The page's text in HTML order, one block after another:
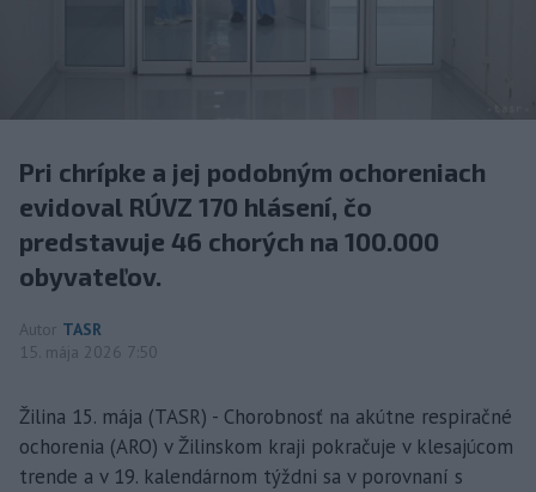
Pri chrípke a jej podobným ochoreniach
evidoval RÚVZ 170 hlásení, čo
predstavuje 46 chorých na 100.000
obyvateľov.
Autor TASR
15. mája 2026 7:50
Žilina 15. mája (TASR) - Chorobnosť na akútne respiračné
ochorenia (ARO) v Žilinskom kraji pokračuje v klesajúcom
trende a v 19. kalendárnom týždni sa v porovnaní s